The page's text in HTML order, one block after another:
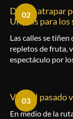
Déjate atrapar
Un país para
02
Las calles se
repletos de fruta,
espectáculo por
Viaja al pasado
03
En medio de la